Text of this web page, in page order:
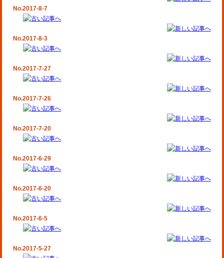
No.2017-8-7
No.2017-8-3
No.2017-7-27
No.2017-7-26
No.2017-7-20
No.2017-6-29
No.2017-6-20
No.2017-6-5
No.2017-5-27